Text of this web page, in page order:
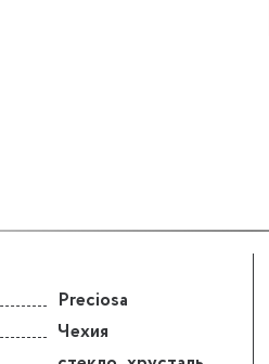
Preciosa
Чехия